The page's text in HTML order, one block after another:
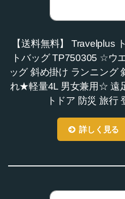
【送料無料】 Travelplus
トバッグ TP750305 ☆ウ
ッグ 斜め掛け ランニング
れ★軽量4L 男女兼用☆ 遠
トドア 防災 旅行
詳しく見る